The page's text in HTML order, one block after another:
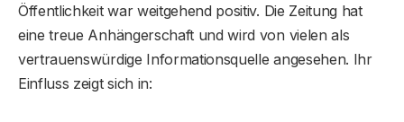
Öffentlichkeit war weitgehend positiv. Die Zeitung hat
eine treue Anhängerschaft und wird von vielen als
vertrauenswürdige Informationsquelle angesehen. Ihr
Einfluss zeigt sich in: